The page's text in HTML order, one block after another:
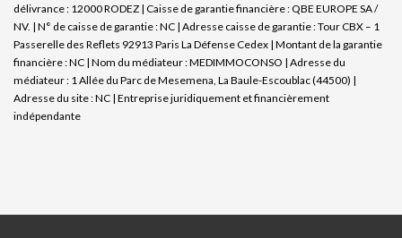
délivrance : 12000 RODEZ | Caisse de garantie financière : QBE EUROPE SA /
NV. | N° de caisse de garantie : NC | Adresse caisse de garantie : Tour CBX – 1
Passerelle des Reflets 92913 Paris La Défense Cedex | Montant de la garantie
financière : NC | Nom du médiateur : MEDIMMOCONSO | Adresse du
médiateur : 1 Allée du Parc de Mesemena, La Baule-Escoublac (44500) |
Adresse du site : NC | Entreprise juridiquement et financièrement
indépendante